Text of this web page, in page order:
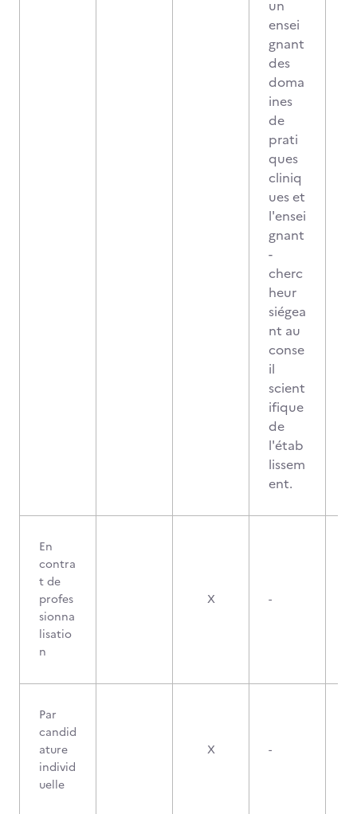
un
ensei
gnant
des
doma
ines
de
prati
ques
cliniq
ues et
l'ensei
gnant
-
cherc
heur
siégea
nt au
conse
il
scient
ifique
de
l'étab
lissem
ent.
En
contra
t de
profes
sionna
lisatio
n
X -
Par
candid
ature
individ
uelle
X -